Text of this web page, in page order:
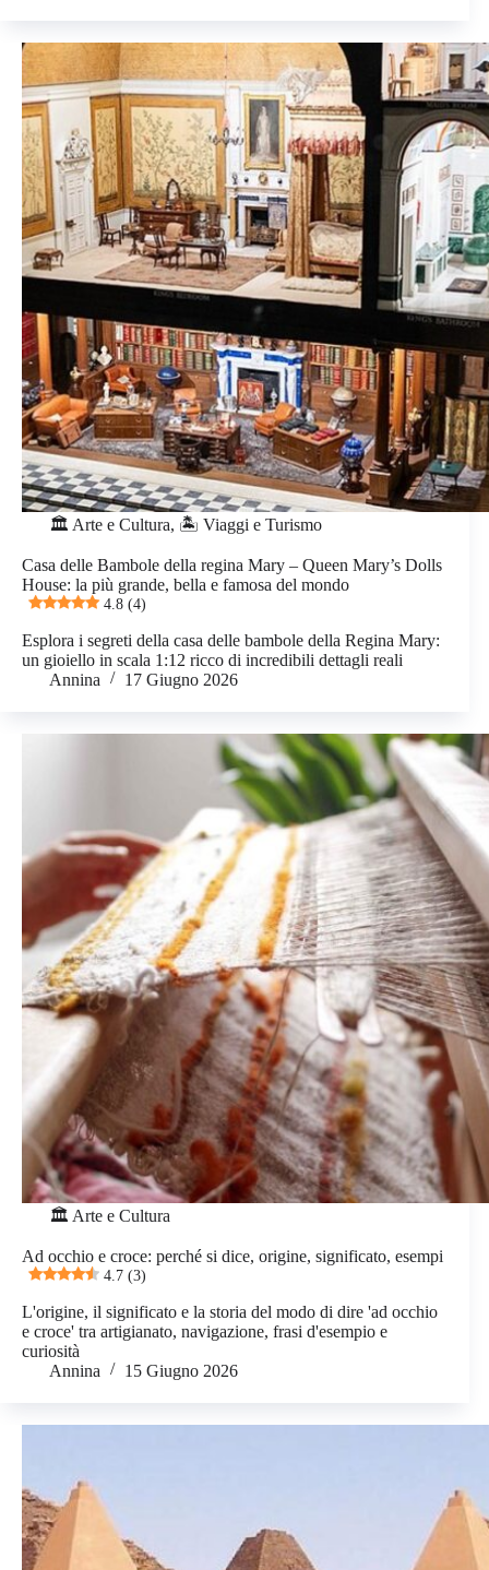
🏛️ Arte e Cultura, 🏝️ Viaggi e Turismo
Casa delle Bambole della regina Mary – Queen Mary’s Dolls
House: la più grande, bella e famosa del mondo
4.8 (4)
Esplora i segreti della casa delle bambole della Regina Mary:
un gioiello in scala 1:12 ricco di incredibili dettagli reali
Annina
17 Giugno 2026
🏛️ Arte e Cultura
Ad occhio e croce: perché si dice, origine, significato, esempi
4.7 (3)
L'origine, il significato e la storia del modo di dire 'ad occhio
e croce' tra artigianato, navigazione, frasi d'esempio e
curiosità
Annina
15 Giugno 2026